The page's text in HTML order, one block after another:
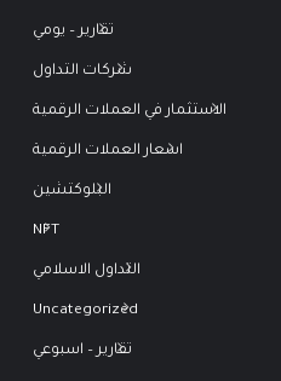
تقارير – يومي
شركات التداول
الاستثمار في العملات الرقمية
اسعار العملات الرقمية
البلوكتشين
NFT
التداول الاسلامي
Uncategorized
تقارير – اسبوعي